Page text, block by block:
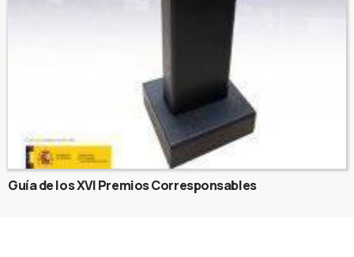
Guía de los XVI Premios Corresponsables